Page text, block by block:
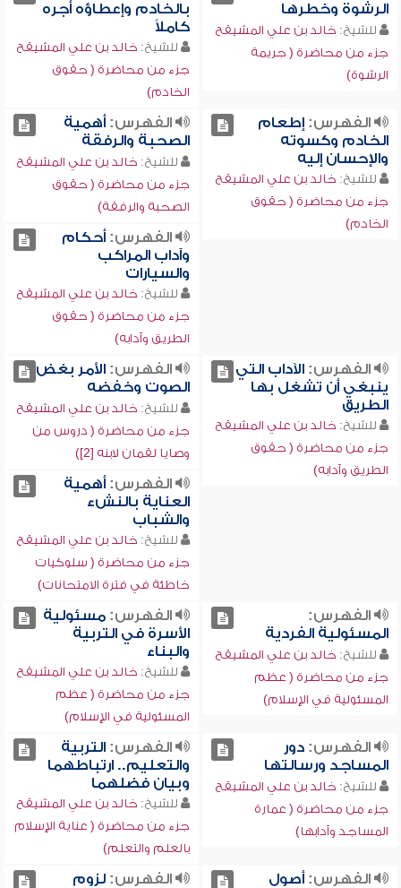
الرشوة وخطرها
للشيخ: خالد بن علي المشيقح
جزء من محاضرة ( جريمة
الرشوة)
بالخادم وإعطاؤه أجره
كاملاً
للشيخ: خالد بن علي المشيقح
جزء من محاضرة ( حقوق
الخادم)
الفهرس:إطعام
الخادم وكسوته
والإحسان إليه
للشيخ: خالد بن علي المشيقح
جزء من محاضرة ( حقوق
الخادم)
الفهرس:أهمية
الصحبة والرفقة
للشيخ: خالد بن علي المشيقح
جزء من محاضرة ( حقوق
الصحبة والرفقة)
الفهرس:أحكام
وآداب المراكب
والسيارات
للشيخ: خالد بن علي المشيقح
جزء من محاضرة ( حقوق
الطريق وآدابه)
الفهرس:الآداب التي
ينبغي أن تشغل بها
الطريق
للشيخ: خالد بن علي المشيقح
جزء من محاضرة ( حقوق
الطريق وآدابه)
الفهرس:الأمر بغض
الصوت وخفضه
للشيخ: خالد بن علي المشيقح
جزء من محاضرة ( دروس من
وصايا لقمان لابنه [2])
الفهرس:أهمية
العناية بالنشء
والشباب
للشيخ: خالد بن علي المشيقح
جزء من محاضرة ( سلوكيات
خاطئة في فترة الامتحانات)
الفهرس:
المسئولية الفردية
للشيخ: خالد بن علي المشيقح
جزء من محاضرة ( عظم
المسئولية في الإسلام)
الفهرس:مسئولية
الأسرة في التربية
والبناء
للشيخ: خالد بن علي المشيقح
جزء من محاضرة ( عظم
المسئولية في الإسلام)
الفهرس:دور
المساجد ورسالتها
للشيخ: خالد بن علي المشيقح
جزء من محاضرة ( عمارة
المساجد وآدابها)
الفهرس:التربية
والتعليم.. ارتباطهما
وبيان فضلهما
للشيخ: خالد بن علي المشيقح
جزء من محاضرة ( عناية الإسلام
بالعلم والتعلم)
الفهرس:أصول
الفهرس:لزوم